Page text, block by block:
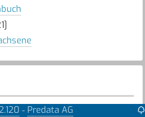
- Predata AG